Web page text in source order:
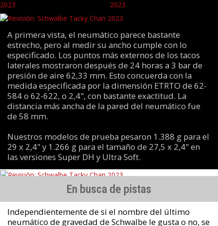
A primera vista, el neumático parece bastante
estrecho, pero al medir su ancho cumple con lo
especificado. Los puntos más externos de los tacos
laterales mostraron después de 24 horas a 3 bar de
presión de aire 62,33 mm. Esto concuerda con la
medida especificada por la dimensión ETRTO de 62-
584 o 62-622, o 2,4", con bastante exactitud. La
distancia más ancha de la pared del neumático fue
de 58 mm.
Nuestros modelos de prueba pesaron 1.388 g para el
29 x 2,4" y 1.266 g para el tamaño de 27,5 x 2,4" en
las versiones Super DH y Ultra Soft.
En busca de pistas
Independientemente de si el nombre del último
neumático de gravedad de Schwalbe le gusta o no, se